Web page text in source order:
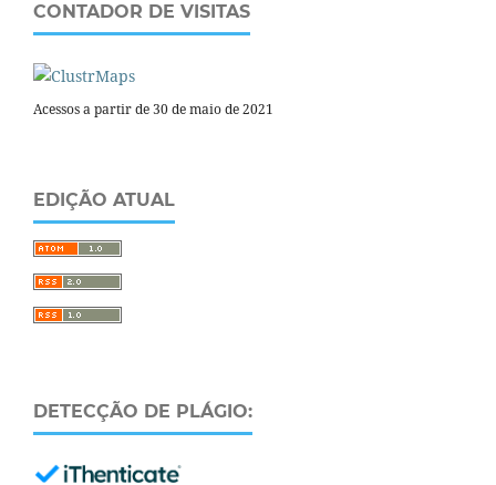
CONTADOR DE VISITAS
Acessos a partir de 30 de maio de 2021
EDIÇÃO ATUAL
DETECÇÃO DE PLÁGIO: